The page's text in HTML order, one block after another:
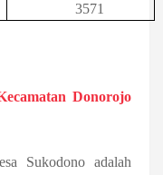
3571
Donorojo
Sukodono adalah